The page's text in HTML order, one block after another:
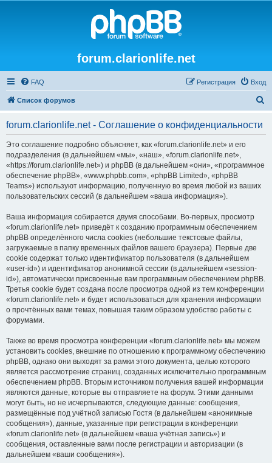
forum.clarionlife.net
FAQ Вход
Регистрация
Список форумов
forum.clarionlife.net - Соглашение о конфиденциальности
Это соглашение подробно объясняет, как «forum.clarionlife.net» и его
подразделения (в дальнейшем «мы», «наш», «forum.clarionlife.net»,
«https://forum.clarionlife.net») и phpBB (в дальнейшем «они», «программное
обеспечение phpBB», «www.phpbb.com», «phpBB Limited», «phpBB
Teams») используют информацию, полученную во время любой из ваших
пользовательских сессий (в дальнейшем «ваша информация»).
Ваша информация собирается двумя способами. Во-первых, просмотр
«forum.clarionlife.net» приведёт к созданию программным обеспечением
phpBB определённого числа cookies (небольшие текстовые файлы,
загружаемые в папку временных файлов вашего браузера). Первые две
cookie содержат только идентификатор пользователя (в дальнейшем
«user-id») и идентификатор анонимной сессии (в дальнейшем «session-
id»), автоматически присвоенные вам программным обеспечением phpBB.
Третья cookie будет создана после просмотра одной из тем конференции
«forum.clarionlife.net» и будет использоваться для хранения информации
о прочтённых вами темах, повышая таким образом удобство работы с
форумами.
Также во время просмотра конференции «forum.clarionlife.net» мы можем
установить cookies, внешние по отношению к программному обеспечению
phpBB, однако они выходят за рамки этого документа, целью которого
является рассмотрение страниц, созданных исключительно программным
обеспечением phpBB. Вторым источником получения вашей информации
являются данные, которые вы отправляете на форум. Этими данными
могут быть, но не исчерпываются, следующие данные: сообщения,
размещённые под учётной записью Гостя (в дальнейшем «анонимные
сообщения»), данные, указанные при регистрации в конференции
«forum.clarionlife.net» (в дальнейшем «ваша учётная запись») и
сообщения, оставленные вами после регистрации и авторизации (в
дальнейшем «ваши сообщения»).